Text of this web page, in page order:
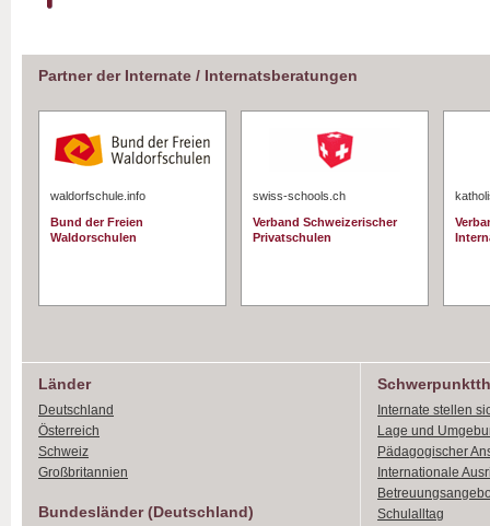
Partner der Internate / Internatsberatungen
waldorfschule.info
Bund der Freien
Waldorschulen
swiss-schools.ch
Verband Schweizerischer
Privatschulen
Länder
Deutschland
Österreich
Schweiz
Großbritannien
Bundesländer (Deutschland)
Internate stellen
Lage und
Pädagogischer
Internationale
Schulalltag